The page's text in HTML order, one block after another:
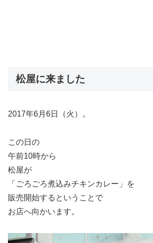
松屋に来ました
2017年6月6日（火）。
この日の
午前10時から
松屋が
「ごろごろ煮込みチキンカレー」を
販売開始するということで
お店へ向かいます。